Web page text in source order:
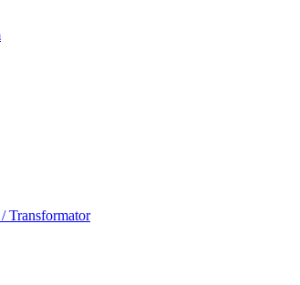
Transformator